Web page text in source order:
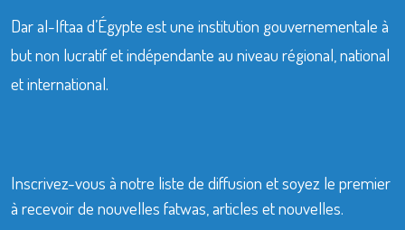
Dar al-Iftaa d’Égypte est une institution gouvernementale à
but non lucratif et indépendante au niveau régional, national
et international.
Inscrivez-vous à notre liste de diffusion et soyez le premier
à recevoir de nouvelles fatwas, articles et nouvelles.